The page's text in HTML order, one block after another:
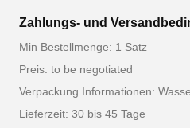
Zahlungs- und
Min Bestellmenge: 1 Satz
Preis: to be negotiated
Verpackung Informationen:
Lieferzeit: 30 bis 45 Tage